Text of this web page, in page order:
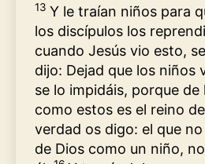
13 Y le traían niños para
los discípulos los
cuando Jesús vio esto,
dijo: Dejad que los niños
se lo impidáis, porque de
como estos es el reino
verdad os digo: el que
de Dios como un niño,